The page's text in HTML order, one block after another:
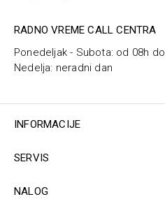
RADNO VREME CALL CENTRA
Ponedeljak - Subota: od 08h
Nedelja: neradni dan
INFORMACIJE
SERVIS
NALOG